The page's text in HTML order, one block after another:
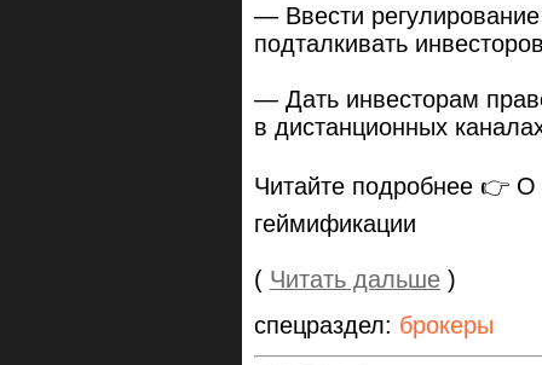
— Ввести
подталкивать
— Дать инвесторам
в дистанционных
Читайте подробнее 👉
геймификации
( Читать дальше )
спецраздел: брокеры